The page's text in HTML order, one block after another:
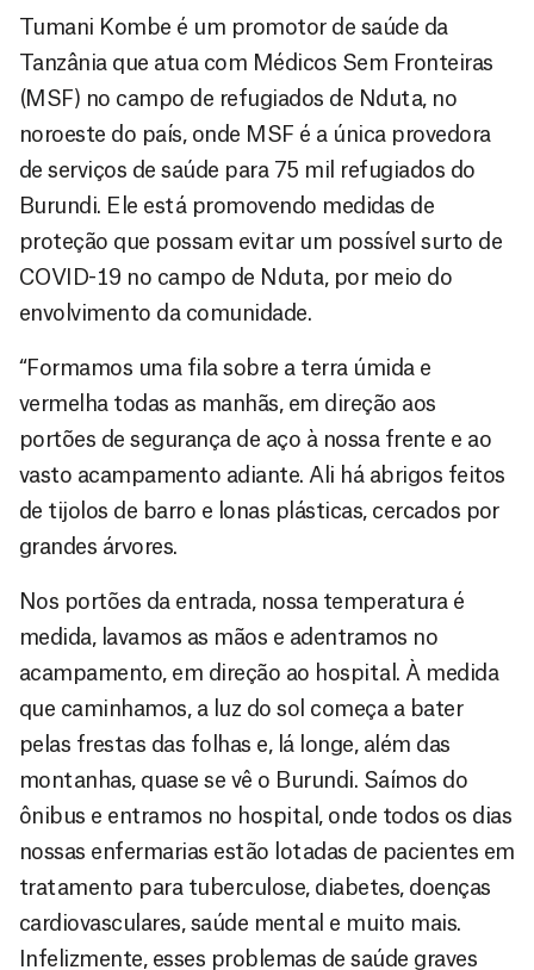
Tumani Kombe é um promotor de saúde da
Tanzânia que atua com Médicos Sem Fronteiras
(MSF) no campo de refugiados de Nduta, no
noroeste do país, onde MSF é a única provedora
de serviços de saúde para 75 mil refugiados do
Burundi. Ele está promovendo medidas de
proteção que possam evitar um possível surto de
COVID-19 no campo de Nduta, por meio do
envolvimento da comunidade.
“Formamos uma fila sobre a terra úmida e
vermelha todas as manhãs, em direção aos
portões de segurança de aço à nossa frente e ao
vasto acampamento adiante. Ali há abrigos feitos
de tijolos de barro e lonas plásticas, cercados por
grandes árvores.
Nos portões da entrada, nossa temperatura é
medida, lavamos as mãos e adentramos no
acampamento, em direção ao hospital. À medida
que caminhamos, a luz do sol começa a bater
pelas frestas das folhas e, lá longe, além das
montanhas, quase se vê o Burundi. Saímos do
ônibus e entramos no hospital, onde todos os dias
nossas enfermarias estão lotadas de pacientes em
tratamento para tuberculose, diabetes, doenças
cardiovasculares, saúde mental e muito mais.
Infelizmente, esses problemas de saúde graves